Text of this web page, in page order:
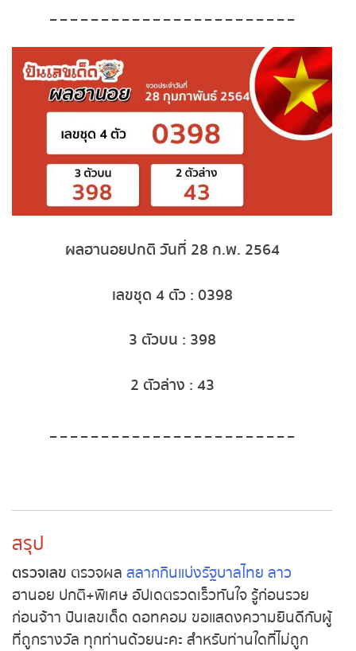
หวยหุ้นจีน เช้า
หวยหุ้นจีน บ่าย
หวยหุ้นไต้หวัน
หวยหุ้นสิงคโปร์
หวยหุ้นอิยิป
หวยหุ้นเยอรมัน
_ _ _ _ _ _ _ _ _ _ _ _ _ _ _ _ _ _ _ _ _ _ _ _
ผลฮานอยปกติ วันที่ 28 ก.พ. 2564
เลขชุด 4 ตัว : 0398
3 ตัวบน : 398
2 ตัวล่าง : 43
_ _ _ _ _ _ _ _ _ _ _ _ _ _ _ _ _ _ _ _ _ _ _ _
สรุป
ตรวจเลข ตรวจผล สลากกินแบ่งรัฐบาลไทย ลาว
ฮานอย ปกติ+พิเศษ อัปเดตรวดเร็วทันใจ รู้ก่อนรวย
ก่อนจ้าา ปันเลขเด็ด ดอทคอม ขอแสดงความยินดีกับผู้
ที่ถูกรางวัล ทุกท่านด้วยนะคะ สำหรับท่านใดที่ไม่ถูก